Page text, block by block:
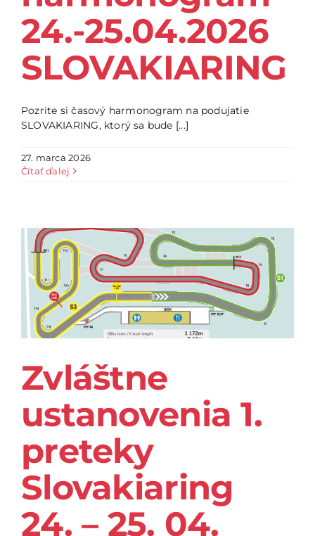
24.-25.04.2026
SLOVAKIARING
Pozrite si časový harmonogram na podujatie
SLOVAKIARING, ktorý sa bude [...]
27. marca 2026
Čítať ďalej
Zvláštne
ustanovenia 1.
preteky
Slovakiaring
24. – 25. 04.